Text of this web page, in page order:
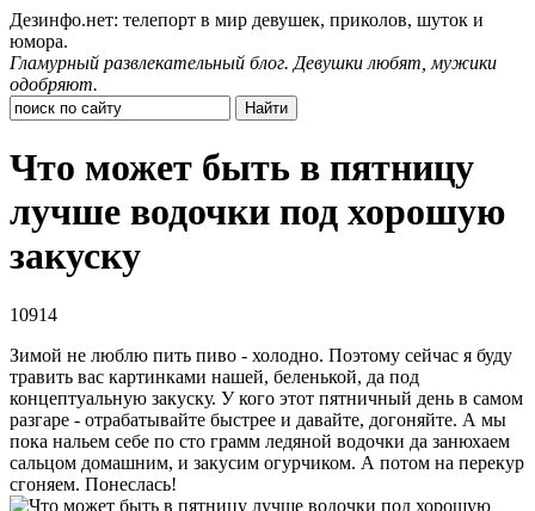
Дезинфо.нет: телепорт в мир девушек, приколов, шуток и
юмора.
Гламурный развлекательный блог. Девушки любят, мужики
одобряют.
Что может быть в пятницу
лучше водочки под хорошую
закуску
10914
Зимой не люблю пить пиво - холодно. Поэтому сейчас я буду
травить вас картинками нашей, беленькой, да под
концептуальную закуску. У кого этот пятничный день в самом
разгаре - отрабатывайте быстрее и давайте, догоняйте. А мы
пока нальем себе по сто грамм ледяной водочки да занюхаем
сальцом домашним, и закусим огурчиком. А потом на перекур
сгоняем. Понеслась!